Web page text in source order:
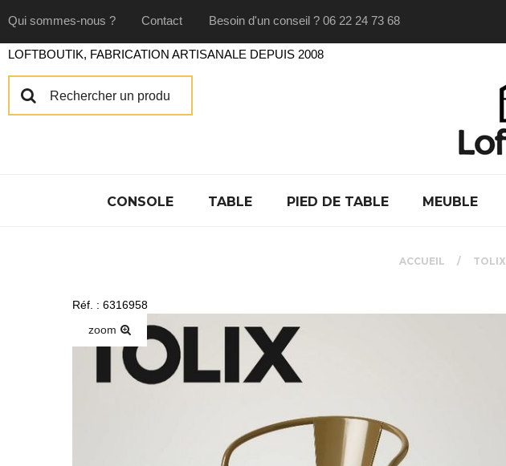
Qui sommes-nous ? Contact Besoin d'un conseil ? 06 22 24 73 68
CONSOLE TABLE PIED DE TABLE MEUBLE
ACCUEIL TOLIX
Réf. : 6316958
zoom
LOFTBOUTIK, FABRICATION ARTISANALE DEPUIS 2008